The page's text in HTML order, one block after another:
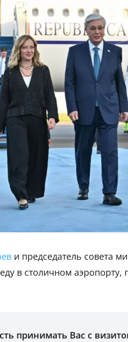
и председатель совета
в столичном аэропорту,
принимать Вас с